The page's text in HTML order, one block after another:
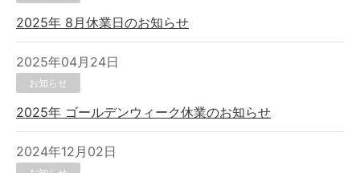
2025年 8月休業日のお知らせ
2025年04月24日
お知らせ
2025年 ゴールデンウィーク休業のお知らせ
2024年12月02日